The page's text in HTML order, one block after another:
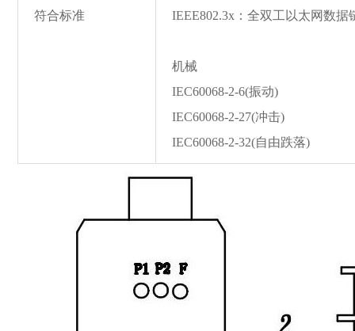
符合标准
IEEE802.3x：全双工以太网数据
机械
IEC60068-2-6(振动)
IEC60068-2-27(冲击)
IEC60068-2-32(自由跌落)